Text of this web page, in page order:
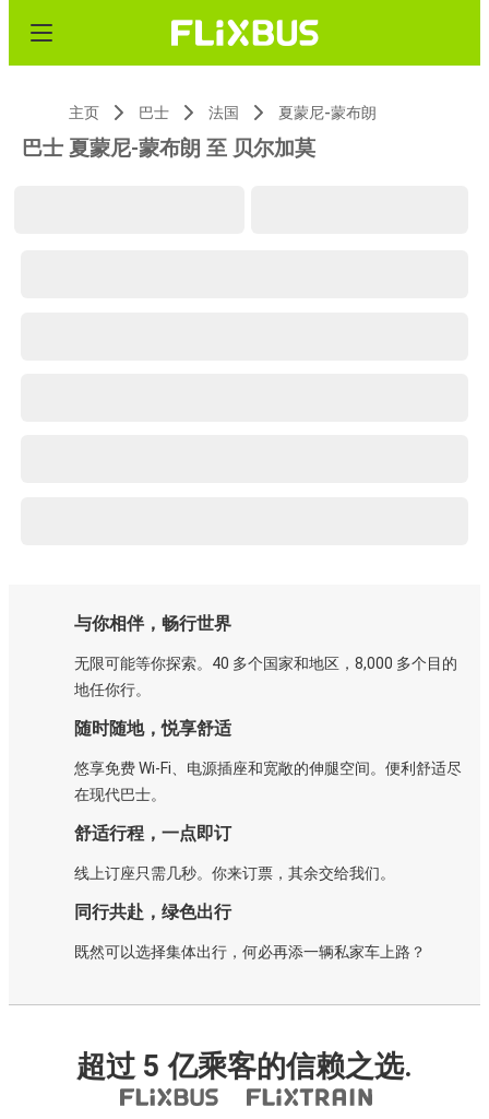
主页 巴士 法国 夏蒙尼-蒙布朗
巴士 夏蒙尼-蒙布朗 至 贝尔加莫
与你相伴，畅行世界
无限可能等你探索。40 多个国家和地区，8,000 多个目的
地任你行。
随时随地，悦享舒适
悠享免费 Wi-Fi、电源插座和宽敞的伸腿空间。便利舒适尽
在现代巴士。
舒适行程，一点即订
线上订座只需几秒。你来订票，其余交给我们。
同行共赴，绿色出行
既然可以选择集体出行，何必再添一辆私家车上路？
超过 5 亿乘客的信赖之选.